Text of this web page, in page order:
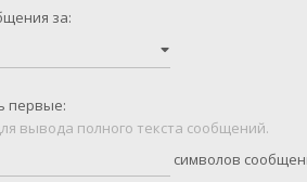
за:
первые:
вывода полного текста сообщений.
символов